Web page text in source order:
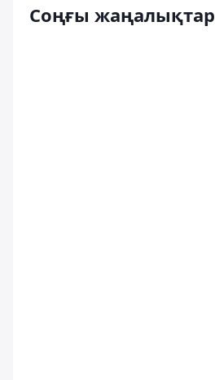
Соңғы жаңалықтар